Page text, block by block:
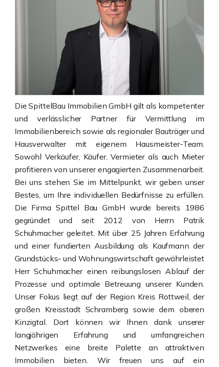
Die SpittelBau Immobilien GmbH gilt als kompetenter
und verlässlicher Partner für Vermittlung im
Immobilienbereich sowie als regionaler Bauträger und
Hausverwalter mit eigenem Hausmeister-Team.
Sowohl Verkäufer, Käufer, Vermieter als auch Mieter
profitieren von unserer engagierten Zusammenarbeit.
Bei uns stehen Sie im Mittelpunkt, wir geben unser
Bestes, um Ihre individuellen Bedürfnisse zu erfüllen.
Die Firma Spittel Bau GmbH wurde bereits 1986
gegründet und seit 2012 von Herrn Patrik
Schuhmacher geleitet. Mit über 25 Jahren Erfahrung
und einer fundierten Ausbildung als Kaufmann der
Grundstücks- und Wohnungswirtschaft gewährleistet
Herr Schuhmacher einen reibungslosen Ablauf der
Prozesse und optimale Betreuung unserer Kunden.
Unser Fokus liegt auf der Region Kreis Rottweil, der
großen Kreisstadt Schramberg sowie dem oberen
Kinzigtal. Dort können wir Ihnen dank unserer
langjährigen Erfahrung und umfangreichen
Netzwerkes eine breite Palette an attraktiven
Immobilien bieten. Wir freuen uns auf ein